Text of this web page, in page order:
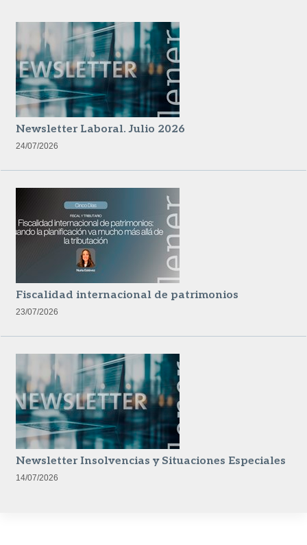
Newsletter Laboral. Julio 2026
24/07/2026
Fiscalidad internacional de patrimonios
23/07/2026
Newsletter Insolvencias y Situaciones Especiales
14/07/2026